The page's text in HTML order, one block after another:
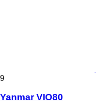
9
Yanmar VIO80